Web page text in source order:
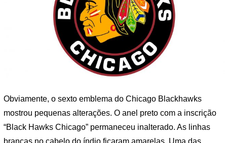
Obviamente, o sexto emblema do Chicago Blackhawks
mostrou pequenas alterações. O anel preto com a inscrição
“Black Hawks Chicago” permaneceu inalterado. As linhas
brancas no cabelo do índio ficaram amarelas. Uma das